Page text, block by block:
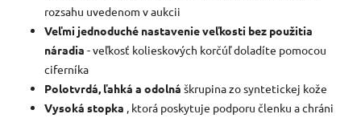
rozsahu uvedenom v aukcii
Veľmi jednoduché nastavenie veľkosti bez použitia
náradia - veľkosť kolieskových korčúľ doladíte pomocou
ciferníka
Polotvrdá, ľahká a odolná škrupina zo syntetickej kože
Vysoká stopka , ktorá poskytuje podporu členku a chráni